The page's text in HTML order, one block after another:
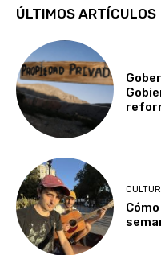
ÚLTIMOS ARTÍCULOS